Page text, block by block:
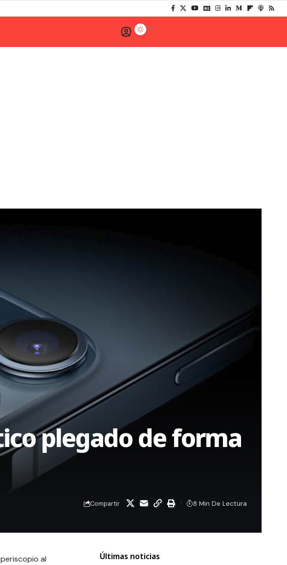
plegado de forma
Compartir 8 Min De Lectura
al
Últimas noticias